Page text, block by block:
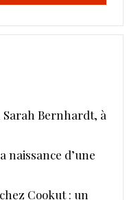
Sarah Bernhardt, à
naissance d’une
Cookut : un